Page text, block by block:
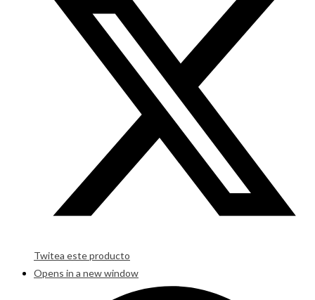
Twitea este producto
Opens in a new window